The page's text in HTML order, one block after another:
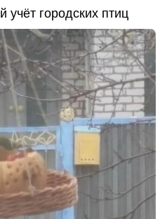
учёт городских птиц